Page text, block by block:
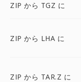
ZIP から TGZ に
ZIP から LHA に
ZIP から TAR.Z に